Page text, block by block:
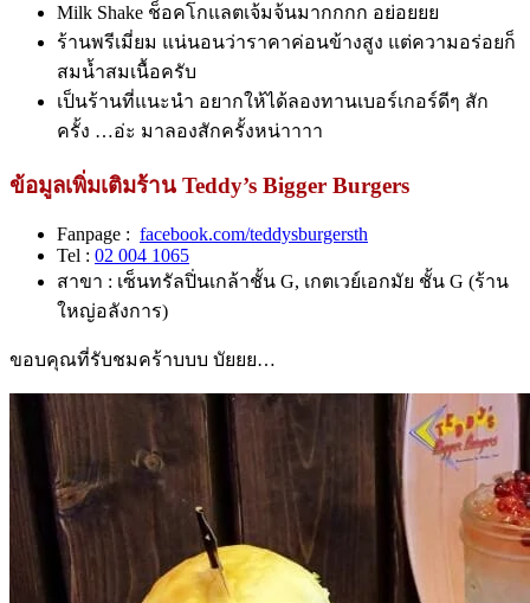
Milk Shake ช็อคโกแลตเจ้มจ้นมากกกก อย่อยยย
ร้านพรีเมี่ยม แน่นอนว่าราคาค่อนข้างสูง แต่ความอร่อยก็
สมน้ำสมเนื้อครับ
เป็นร้านที่แนะนำ อยากให้ได้ลองทานเบอร์เกอร์ดีๆ สัก
ครั้ง …อ่ะ มาลองสักครั้งหน่าาาา
ข้อมูลเพิ่มเติมร้าน Teddy’s Bigger Burgers
Fanpage : facebook.com/teddysburgersth
Tel : 02 004 1065
สาขา : เซ็นทรัลปิ่นเกล้าชั้น G, เกตเวย์เอกมัย ชั้น G (ร้าน
ใหญ่อลังการ)
ขอบคุณที่รับชมคร้าบบบ บัยยย…